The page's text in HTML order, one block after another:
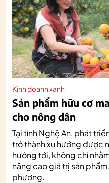
Kinh doanh xanh
Sản phẩm hữu cơ
cho nông dân
Tại tỉnh Nghệ An, phát
trở thành xu hướng được
hướng tới, không chỉ
nâng cao giá trị sản
phương.